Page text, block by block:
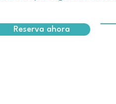
Reserva ahora